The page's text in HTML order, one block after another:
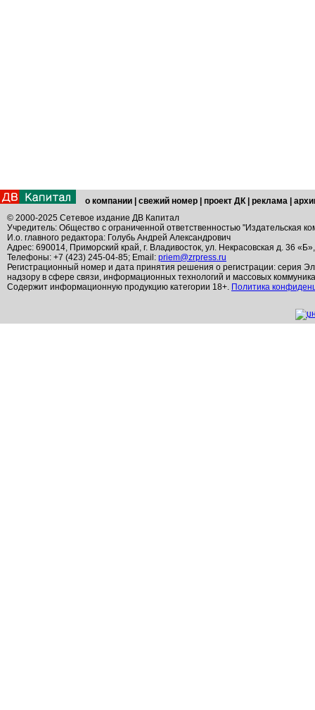
о компании свежий номер проект ДК реклама
© 2000-2025 Сетевое издание ДВ Капитал
Учредитель: Общество с ограниченной ответственностью "Издательская
И.о. главного редактора: Голубь Андрей Александрович
Адрес: 690014, Приморский край, г. Владивосток, ул. Некрасовская д. 36
Телефоны: +7 (423) 245-04-85; Email: priem@zrpress.ru
Регистрационный номер и дата принятия решения о регистрации: серия
надзору в сфере связи, информационных технологий и массовых
Содержит информационную продукцию категории 18+. Политика